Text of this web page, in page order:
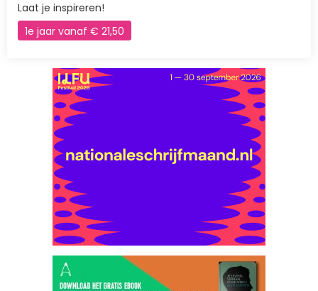
Laat je inspireren!
1e jaar vanaf € 21,50